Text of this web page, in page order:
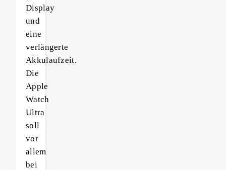
Display
und
eine
verlängerte
Akkulaufzeit.
Die
Apple
Watch
Ultra
soll
vor
allem
bei